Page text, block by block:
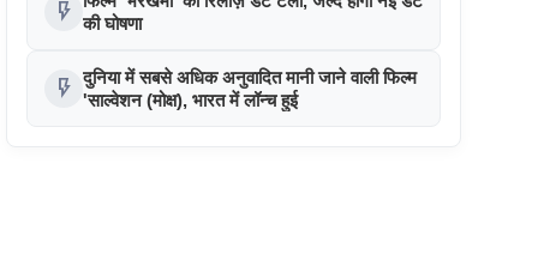
flash_on की घोषणा
flash_on दुनिया में सबसे अधिक अनुवादित मानी जाने वाली फिल्म
'साल्वेशन (मोक्ष), भारत में लॉन्च हुई